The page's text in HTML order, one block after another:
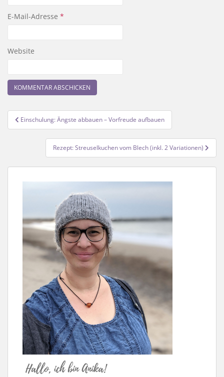
E-Mail-Adresse *
Website
Beitragsnavigation
Einschulung: Ängste abbauen – Vorfreude aufbauen
Rezept: Streuselkuchen vom Blech (inkl. 2 Variationen)